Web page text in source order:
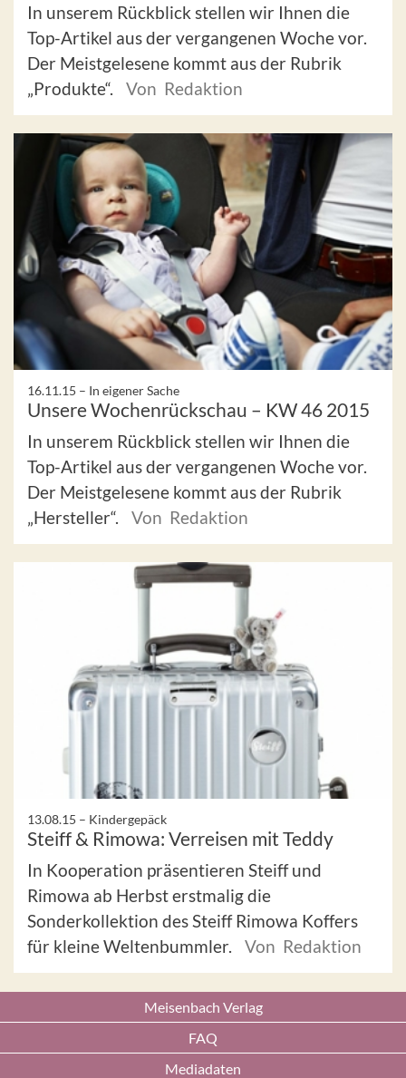
In unserem Rückblick stellen wir Ihnen die
Top-Artikel aus der vergangenen Woche vor.
Der Meistgelesene kommt aus der Rubrik
„Produkte“.
Von Redaktion
16.11.15 – In eigener Sache
Unsere Wochenrückschau – KW 46 2015
In unserem Rückblick stellen wir Ihnen die
Top-Artikel aus der vergangenen Woche vor.
Der Meistgelesene kommt aus der Rubrik
„Hersteller“.
Von Redaktion
13.08.15 – Kindergepäck
Steiff & Rimowa: Verreisen mit Teddy
In Kooperation präsentieren Steiff und
Rimowa ab Herbst erstmalig die
Sonderkollektion des Steiff Rimowa Koffers
für kleine Weltenbummler.
Von Redaktion
Meisenbach Verlag
FAQ
Mediadaten